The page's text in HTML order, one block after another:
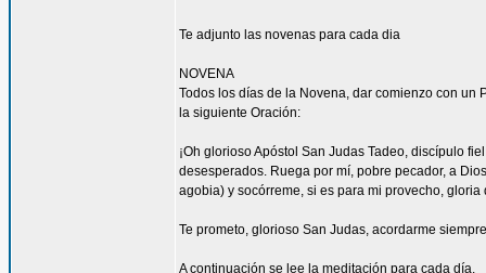
Te adjunto las novenas para cada dia
NOVENA
Todos los días de la Novena, dar comienzo con un
la siguiente Oración:
¡Oh glorioso Apóstol San Judas Tadeo, discípulo
desesperados. Ruega por mí, pobre pecador, a
agobia) y socórreme, si es para mi provecho, gloria
Te prometo, glorioso San Judas, acordarme
A continuación se lee la meditación para cada día.